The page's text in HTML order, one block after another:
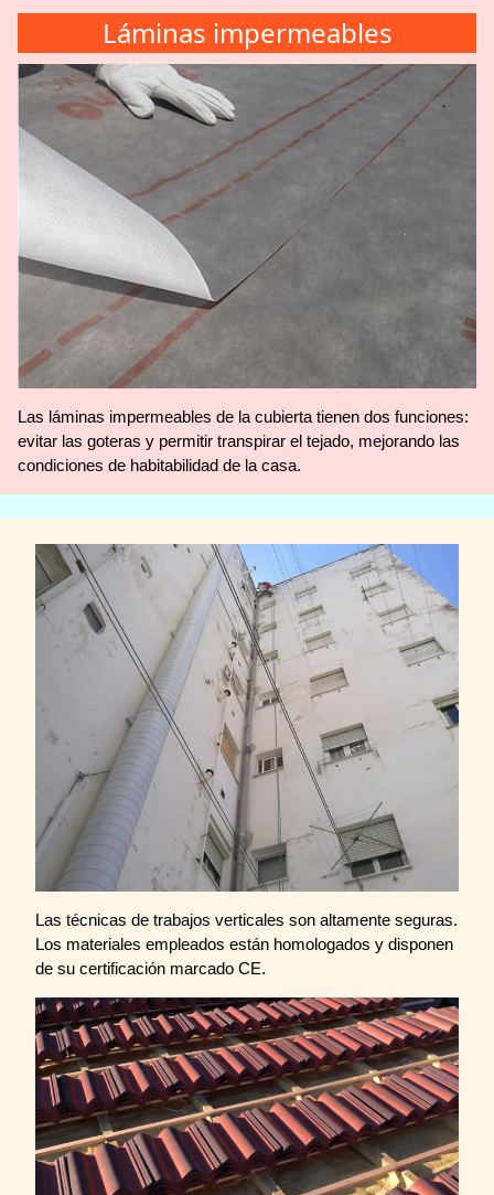
Láminas impermeables
Las láminas impermeables de la cubierta tienen dos funciones:
evitar las goteras y permitir transpirar el tejado, mejorando las
condiciones de habitabilidad de la casa.
Las técnicas de trabajos verticales son altamente seguras.
Los materiales empleados están homologados y disponen
de su certificación marcado CE.